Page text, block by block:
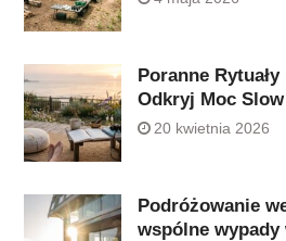
Poranne
Odkryj Moc
20 kwietnia 2026
Podróżowanie
wspólne wypady